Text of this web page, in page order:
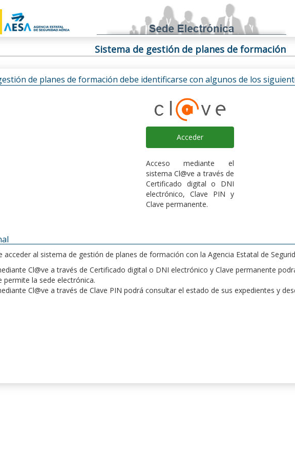
Sistema de gestión de planes de formación
de planes de formación debe identificarse con algunos de los
Acceder
Acceso mediante el
sistema Cl@ve a través de
Certificado digital o DNI
electrónico, Clave PIN y
Clave permanente.
acceder al sistema de gestión de planes de formación con la Agencia Estatal de
Cl@ve a través de Certificado digital o DNI electrónico y Clave permanente
permite la sede electrónica.
Cl@ve a través de Clave PIN podrá consultar el estado de sus expedientes y